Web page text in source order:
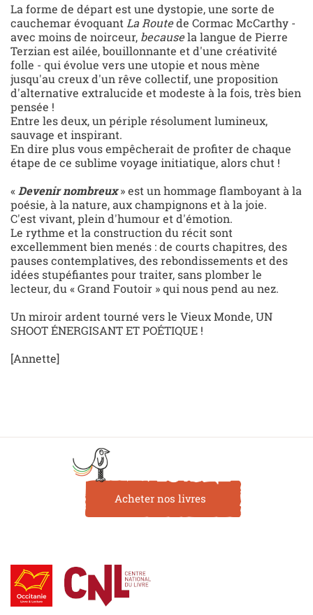
La forme de départ est une dystopie, une sorte de
cauchemar évoquant La Routede Cormac McCarthy -
avec moins de noirceur, becausela langue de Pierre
Terzian est ailée, bouillonnante et d'une créativité
folle - qui évolue vers une utopie et nous mène
jusqu'au creux d'un rêve collectif, une proposition
d'alternative extralucide et modeste à la fois, très bien
pensée !
Entre les deux, un périple résolument lumineux,
sauvage et inspirant.
En dire plus vous empêcherait de profiter de chaque
étape de ce sublime voyage initiatique, alors chut !
« Devenir nombreux» est un hommage flamboyant à la
poésie, à la nature, aux champignons et à la joie.
C'est vivant, plein d'humour et d'émotion.
Le rythme et la construction du récit sont
excellemment bien menés : de courts chapitres, des
pauses contemplatives, des rebondissements et des
idées stupéfiantes pour traiter, sans plomber le
lecteur, du «Grand Foutoir »qui nous pend au nez.
Un miroir ardent tourné vers le Vieux Monde, UN
SHOOTÉNERGISANT ETPOÉTIQUE !
[Annette]
Acheter nos livres